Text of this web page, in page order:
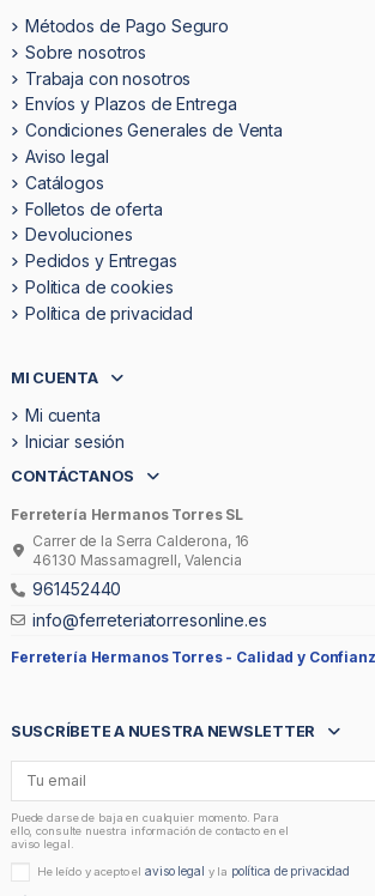
Métodos de Pago Seguro
Sobre nosotros
Trabaja con nosotros
Envíos y Plazos de Entrega
Condiciones Generales de Venta
Aviso legal
Catálogos
Folletos de oferta
Devoluciones
Pedidos y Entregas
Politica de cookies
Política de privacidad
MI CUENTA
Mi cuenta
Iniciar sesión
CONTÁCTANOS
Ferretería Hermanos Torres SL
Carrer de la Serra Calderona, 16
46130 Massamagrell, Valencia
961452440
info@ferreteriatorresonline.es
Ferretería Hermanos Torres - Calidad y
SUSCRÍBETE A NUESTRA NEWSLETTER
Puede darse de baja en cualquier momento. Para
ello, consulte nuestra información de contacto en el
aviso legal.
He leído y acepto elaviso legal y la política de privacidad